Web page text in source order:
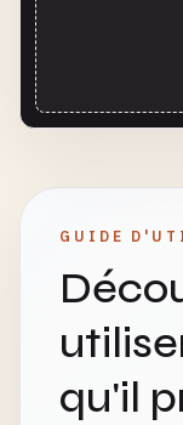
GUIDE
qu'il